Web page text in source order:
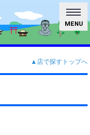
MENU
▲店で探すトップへ